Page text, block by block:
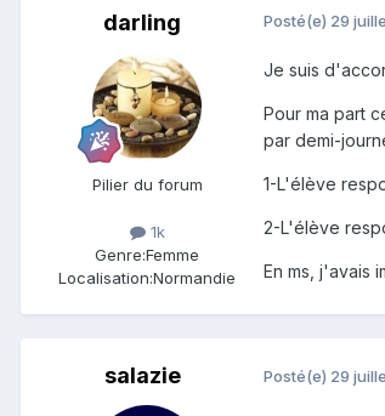
darling
Pilier du forum
1k
Genre:Femme
Localisation:Normandie
Posté(e) 29
Je suis
Pour ma part
par demi-
1-L'élève
2-L'élève
En ms, j'avais
salazie Posté(e) 29